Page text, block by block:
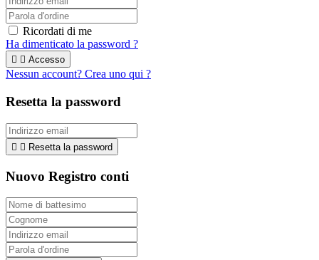
Ricordati di me
Ha dimenticato la password ?
  Accesso
Nessun account? Crea uno qui ?
Resetta la password
  Resetta la password
Nuovo Registro conti